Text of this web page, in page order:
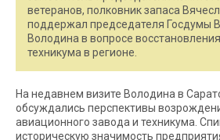
ветеранов, полковник запаса
поддержал председателя Госдумы
Володина в вопросе
техникума в регионе.
На недавнем визите Володина в
обсуждались перспективы
авиационного завода и техникума.
историческую значимость